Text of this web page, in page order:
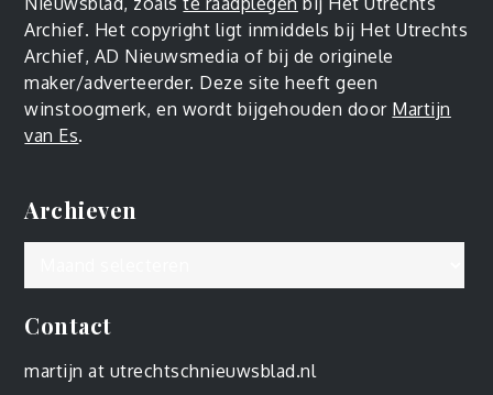
Archief. Het copyright ligt inmiddels bij Het Utrechts
Archief, AD Nieuwsmedia of bij de originele
maker/adverteerder. Deze site heeft geen
winstoogmerk, en wordt bijgehouden door Martijn
van Es.
Archieven
Contact
martijn at utrechtschnieuwsblad.nl